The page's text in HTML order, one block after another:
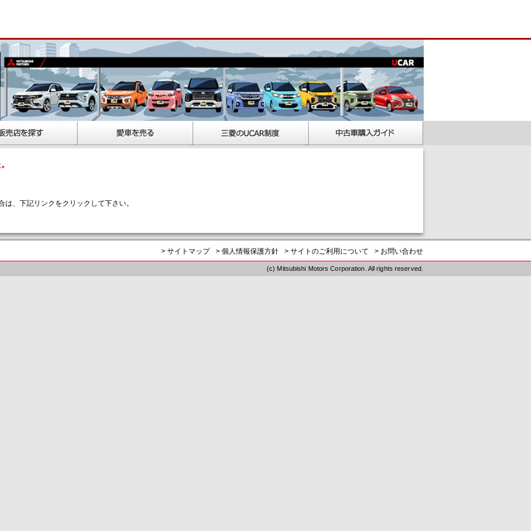
、下記リンクをクリックして下さい。
> サイトマップ > 個人情報保護方針 > サイトのご利用について > お問い合わせ
(c) Mitsubishi Motors Corporation. All rights reserved.